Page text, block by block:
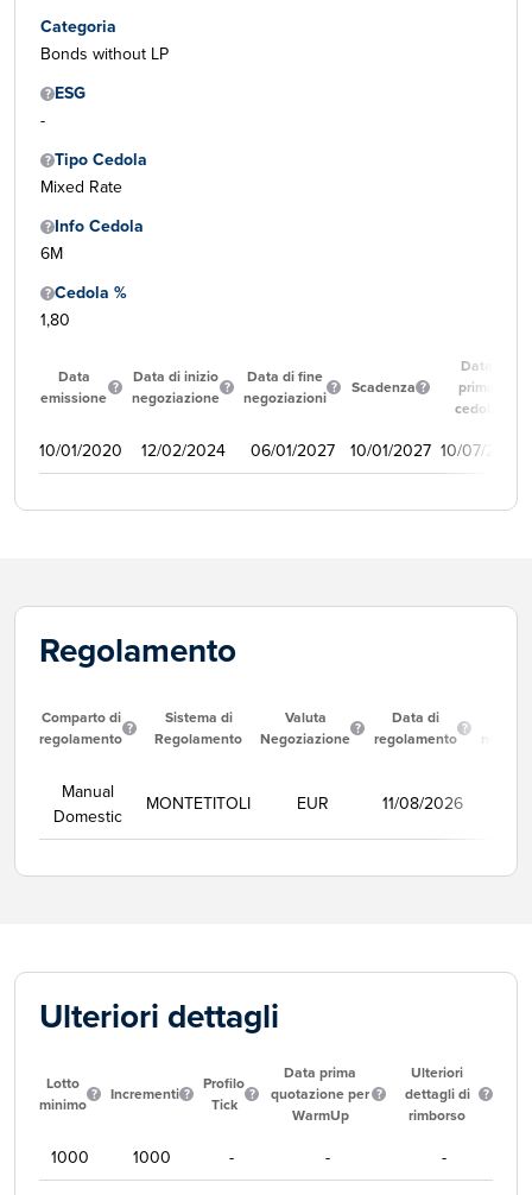
Categoria
Bonds without LP
ESG
-
Tipo Cedola
Mixed Rate
Info Cedola
6M
Cedola %
1,80
Data
emissione
Data di inizio
negoziazione
Data di fine
negoziazioni
Scadenza
Data
prima
cedola
10/01/2020 12/02/2024 06/01/2027 10/01/2027 10/07/2020
Regolamento
Comparto di
regolamento
Sistema di
Regolamento
Valuta
Negoziazione
Data di
regolamento
Manual
Domestic
MONTETITOLI EUR 11/08/2026
Ulteriori dettagli
Lotto
minimo
Incrementi
Profilo
Tick
Data prima
quotazione per
WarmUp
Ulteriori
dettagli di
rimborso
1000 1000 - - -